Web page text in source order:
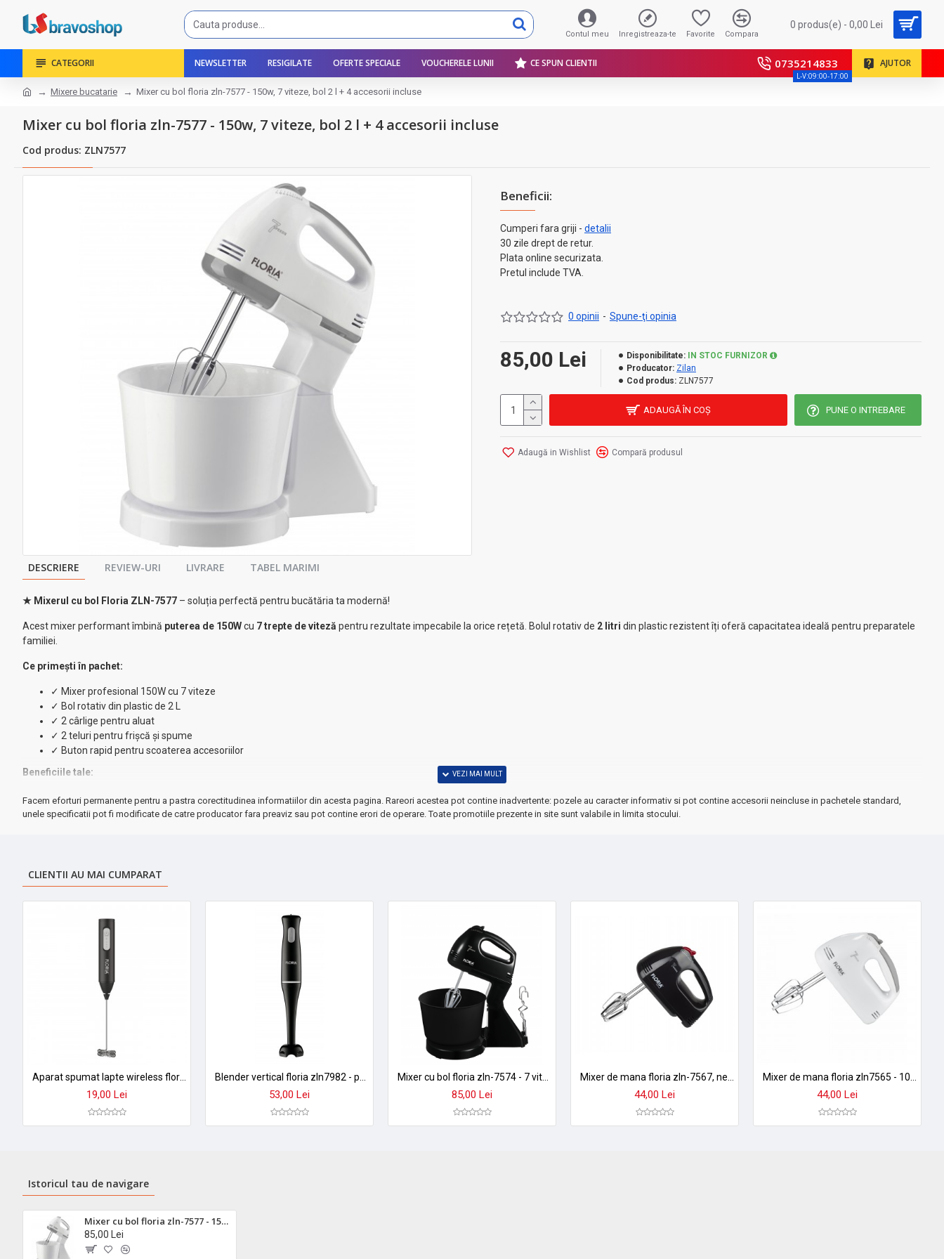
Contul meu Inregistreaza-te Favorite Compara
0 produs(e) - 0,00 Lei
CATEGORII NEWSLETTER RESIGILATE OFERTE SPECIALE VOUCHERELE LUNII CE SPUN CLIENTII 0735214833
L-V:09:00-17:00
AJUTOR
Mixere bucatarie Mixer cu bol floria zln-7577 - 150w, 7 viteze, bol 2 l + 4 accesorii incluse
Mixer cu bol floria zln-7577 - 150w, 7 viteze, bol 2 l + 4 accesorii incluse
Cod produs: ZLN7577
Beneficii:
Cumperi fara griji - detalii
30 zile drept de retur.
Plata online securizata.
Pretul include TVA.
0 opinii - Spune-ţi opinia
85,00 Lei Disponibilitate:
IN STOC FURNIZOR
Producator: Zilan
Cod produs: ZLN7577
ADAUGĂ ÎN COŞ PUNE O INTREBARE
Adaugă in Wishlist Compară produsul
DESCRIERE REVIEW-URI LIVRARE TABEL MARIMI
★ Mixerul cu bol Floria ZLN-7577 – soluția perfectă pentru bucătăria ta modernă!
Acest mixer performant îmbină puterea de 150Wcu 7 trepte de viteză pentru rezultate impecabile la orice rețetă. Bolul rotativ de 2 litri din plastic rezistent îți oferă capacitatea ideală pentru preparatele
familiei.
Ce primești în pachet:
✓ Mixer profesional 150W cu 7 viteze
✓ Bol rotativ din plastic de 2 L
✓ 2 cârlige pentru aluat
✓ 2 teluri pentru frișcă și spume
✓ Buton rapid pentru scoaterea accesoriilor
Beneficiile tale:
•Control total– 7 trepte de viteză pentru orice tip de preparare
•Funcționare silențioasă– doar 70-75 dB
→ Putere: 150W
→ Alimentare: 230V / 50Hz
→ Capacitate bol: 2 litri
→ Nivel sonor: 70-75 dB
: aluaturi, frișcă, spume, creme și multe altele!
Facem eforturi permanente pentru a pastra corectitudinea informatiilor din acesta pagina. Rareori acestea pot contine inadvertente: pozele au caracter informativ si pot contine accesorii neincluse in pachetele standard,
unele specificatii pot fi modificate de catre producator fara preaviz sau pot contine erori de operare. Toate promotiile prezente in site sunt valabile in limita stocului.
CLIENTII AU MAI CUMPARAT
Aparat spumat lapte wireless floria zln2526 - baterie 400mah, incarcare usb-c, design premium
19,00 Lei
Blender vertical floria zln7982 - putere 200w, lame otel inoxidabil, design compact
53,00 Lei
Mixer cu bol floria zln-7574 - 7 viteze, 2l, 150w, include 4 accesorii
85,00 Lei
Mixer de mana floria zln-7567, negru - 150w, 7 viteze, design ergonomic + accesorii complete
44,00 Lei
Mixer de mana floria zln7565 - 100w, 7 viteze, design ergonomic, alb + accesorii incluse
44,00 Lei
Istoricul tau de navigare
Mixer cu bol floria zln-7577 - 150w, 7 viteze, bol 2 l + 4 accesorii incluse
85,00 Lei